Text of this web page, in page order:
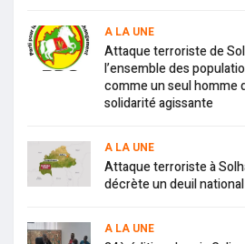
A LA UNE
Attaque terroriste de
l’ensemble des
comme un seul homme
solidarité agissante
A LA UNE
Attaque terroriste à
décrète un deuil
A LA UNE